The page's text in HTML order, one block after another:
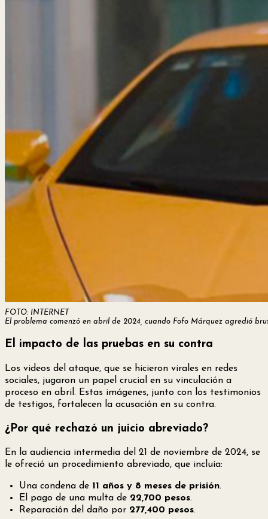
FOTO: INTERNET
El problema comenzó en abril de 2024, cuando Fofo Márquez agredió
El impacto de las pruebas en su contra
Los videos del ataque, que se hicieron virales en redes
sociales, jugaron un papel crucial en su vinculación a
proceso en abril. Estas imágenes, junto con los testimonios
de testigos, fortalecen la acusación en su contra.
¿Por qué rechazó un juicio abreviado?
En la audiencia intermedia del 21 de noviembre de 2024, se
le ofreció un procedimiento abreviado, que incluía:
Una condena de 11 años y 8 meses de prisión.
El pago de una multa de 22,700 pesos.
Reparación del daño por 277,400 pesos.